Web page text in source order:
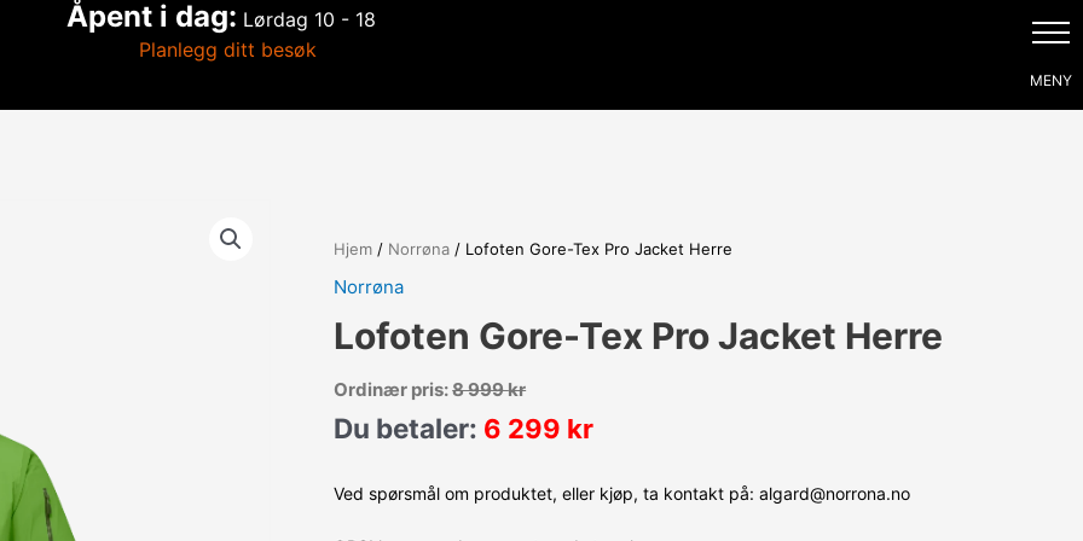
Åpent i dag: Lørdag 10 - 18
Planlegg ditt besøk
Hjem / Norrøna / Lofoten Gore-Tex Pro Jacket Herre
Norrøna
Lofoten Gore-Tex Pro Jacket Herre
Ordinær pris:8 999kr
Du betaler: 6 299 kr
Ved spørsmål om produktet, eller kjøp, ta kontakt på: algard@norrona.no